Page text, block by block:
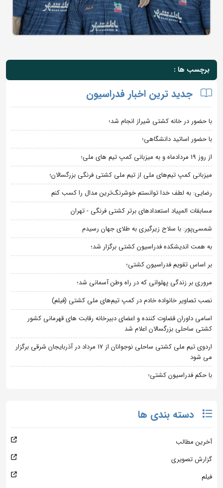
برچسب ها :
جدید ترین اخبار فدراسیون
با حضور در خانه کشتی شیراز انجام شد؛
با حضور اساتید دانشگاهی؛
از روز 19 مردادماه و به میزبانی کمپ تیم های ملی؛
میزبانی کمپ تیم‌های ملی از تیم ملی کشتی فرنگی بزرگسالان؛
رضایی: به لطف خدا توانستم خوشرنگ‌ترین مدال را کسب کنم
مسابقات المپیاد استعدادهای برتر کشتی فرنگی - تهران
شمسی‌پور: با سلاح زیرگیری به طلای جهان رسیدم
به همت اندیشکده فدراسیون کشتی برگزار شد؛
بر اساس تقویم فدراسیون کشتی؛
مروری بر زندگی پهلوانی که در راه وطن آسمانی شد؛
نصب تصاویر خانواده خادم در کمپ تیم‌های ملی کشتی (فیلم)
اسامی داوران قضاوت کننده و اعضای دبیرخانه رقابت های قهرمانی کشور
کشتی ساحلی بزرگسالان اعلام شد
اردوی تیم ملی کشتی ساحلی نوجوانان از 17 مرداد در آذربایجان شرقی برگزار
می شود
با حکم فدراسیون کشتی؛
دسته بندی ها
آخرین مطالب
گزارش تصویری
فیلم